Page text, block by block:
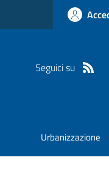
Seguici su
Urbanizzazione